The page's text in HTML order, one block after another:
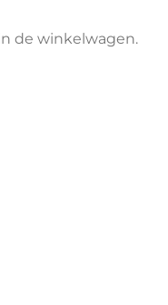
de winkelwagen.